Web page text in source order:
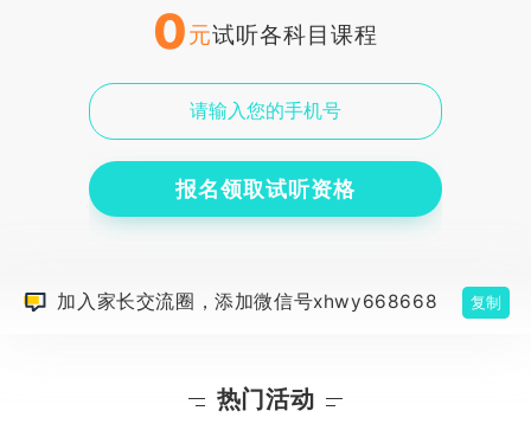
0元试听各科目课程
报名领取试听资格
加入家长交流圈，添加微信号xhwy668668 复制
热门活动